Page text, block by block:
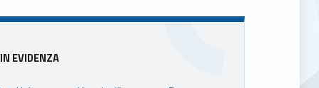
Sidebar
IN EVIDENZA